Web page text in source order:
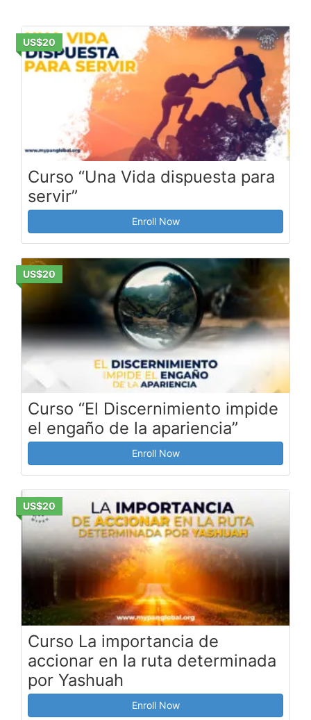
US$20
Curso “Una Vida dispuesta para
servir”
Enroll Now
US$20
Curso “El Discernimiento impide
el engaño de la apariencia”
Enroll Now
US$20
Curso La importancia de
accionar en la ruta determinada
por Yashuah
Enroll Now